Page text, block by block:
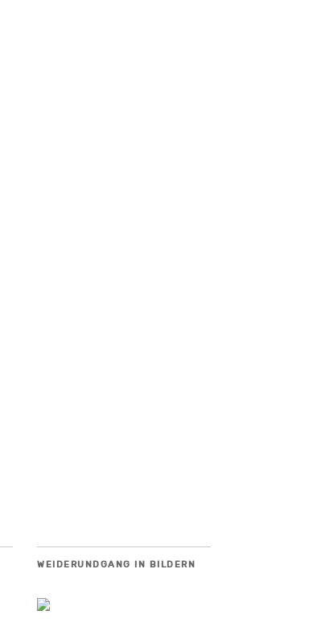
WEIDERUNDGANG IN BILDERN